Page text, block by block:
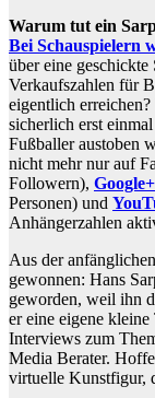
Warum tut ein
Bei Schauspielern
über eine
Verkaufszahlen für
eigentlich
sicherlich erst
Fußballer austoben
nicht mehr nur auf
Followern), Google+
Personen) und
Anhängerzahlen
Aus der
gewonnen: Hans
geworden, weil ihn
er eine eigene
Interviews zum
Media Berater.
virtuelle Kunstfigur,